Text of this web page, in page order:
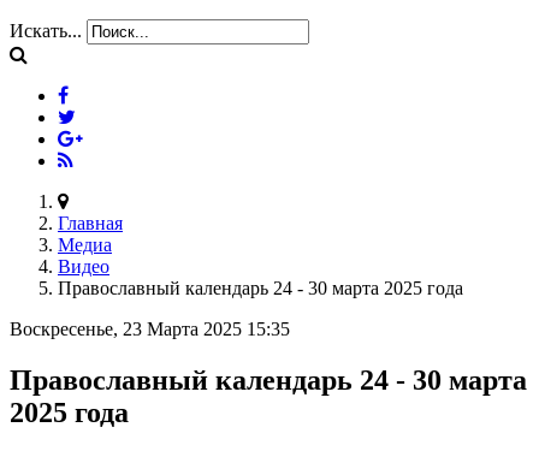
Искать...
Главная
Медиа
Видео
Православный календарь 24 - 30 марта 2025 года
Воскресенье, 23 Марта 2025 15:35
Православный календарь 24 - 30 марта
2025 года